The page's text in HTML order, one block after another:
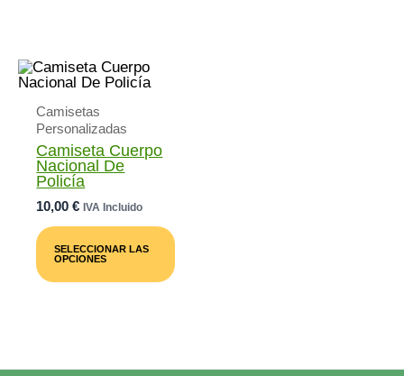
Camisetas
Personalizadas
Camiseta Cuerpo
Nacional De
Policía
10,00€ IVA Incluido
SELECCIONAR LAS
OPCIONES
Producto
Múltiples
Elegir